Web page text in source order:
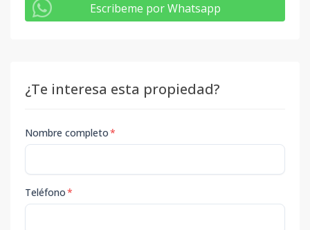
Escribeme por Whatsapp
¿Te interesa esta propiedad?
Nombre completo*
Teléfono*